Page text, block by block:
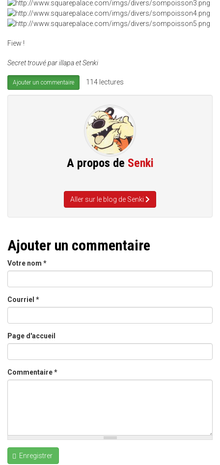
Fiew !
Secret trouvé par illapa et Senki
Ajouter un commentaire 114 lectures
A propos de Senki
Aller sur le blog de Senki
Ajouter un commentaire
Votre nom *
Courriel *
Page d'accueil
Commentaire*
Enregistrer